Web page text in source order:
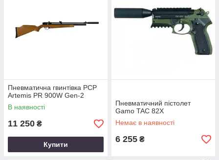
Пневматична гвинтівка PCP
Artemis PR 900W Gen-2
В наявності
11 250 ₴
Купити
Пневматичний пістолет
Gamo TAC 82X
Немає в наявності
6 255 ₴